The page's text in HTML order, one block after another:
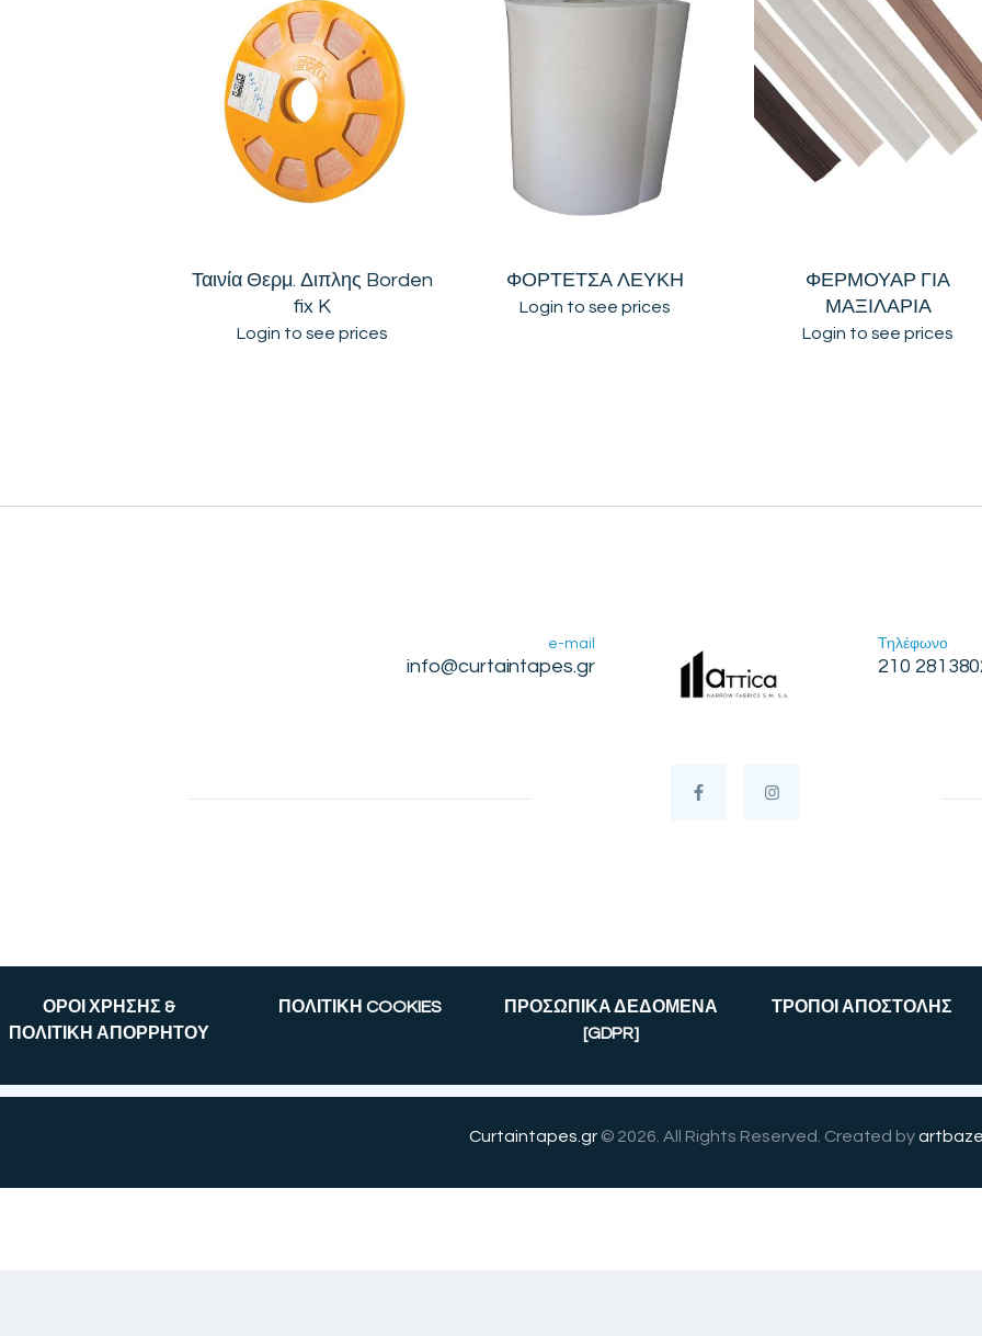
Ταινία Θερμ. Διπλης Borden
fix K
Login to see prices
ΦΟΡΤΕΤΣΑ ΛΕΥΚΗ
Login to see prices
ΦΕΡΜΟΥΑΡ ΓΙΑ
ΜΑΞΙΛΑΡΙΑ
Login to see prices
e-mail
info@curtaintapes.gr
Τηλέφωνο
210
ΟΡΟΙ ΧΡΗΣΗΣ &
ΠΟΛΙΤΙΚΗ ΑΠΟΡΡΗΤΟΥ
ΠΟΛΙΤΙΚΗ COOKIES
ΠΡΟΣΩΠΙΚΑ ΔΕΔΟΜΕΝΑ
[GDPR]
ΤΡΟΠΟΙ ΑΠΟΣΤΟΛΗΣ
Curtaintapes.gr© 2026. All Rights Reserved. Created by